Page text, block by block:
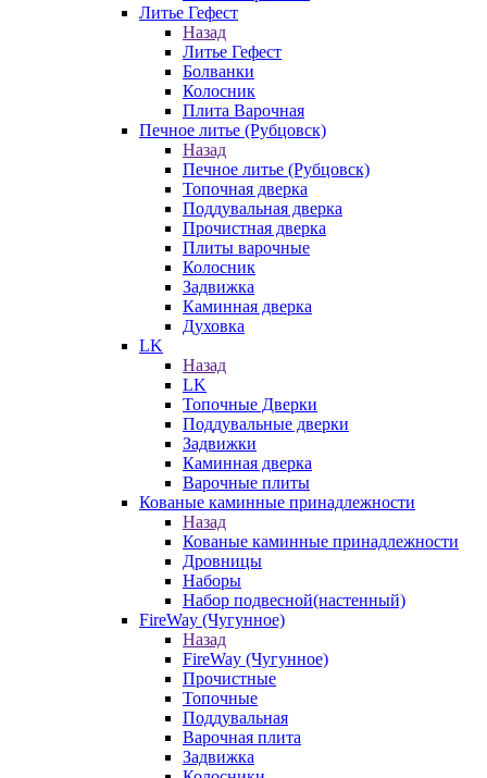
Литье Гефест
Назад
Литье Гефест
Болванки
Колосник
Плита Варочная
Печное литье (Рубцовск)
Назад
Печное литье (Рубцовск)
Топочная дверка
Поддувальная дверка
Прочистная дверка
Плиты варочные
Колосник
Задвижка
Каминная дверка
Духовка
LK
Назад
LK
Топочные Дверки
Поддувальные дверки
Задвижки
Каминная дверка
Варочные плиты
Кованые каминные принадлежности
Назад
Кованые каминные принадлежности
Дровницы
Наборы
Набор подвесной(настенный)
FireWay (Чугунное)
Назад
FireWay (Чугунное)
Прочистные
Топочные
Поддувальная
Варочная плита
Задвижка